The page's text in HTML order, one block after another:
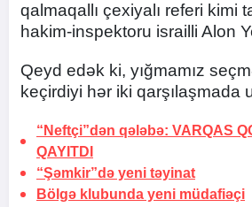
qalmaqallı çexiyalı referi kimi
hakim-inspektoru israilli Alon
Qeyd edək ki, yığmamız
keçirdiyi hər iki qarşılaşmada
“Neftçi”dən qələbə: VARQAS
QAYITDI
“Şəmkir”də yeni təyinat
Bölgə klubunda yeni müdafiəçi